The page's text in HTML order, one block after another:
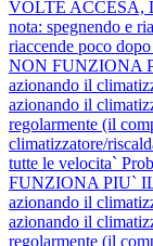
VOLTE ACCESA,
nota: spegnendo e
riaccende poco dopo
NON FUNZIONA
azionando il
azionando il
regolarmente (il
climatizzatore/
tutte le velocita`
FUNZIONA PIU`
azionando il
azionando il
regolarmente (il